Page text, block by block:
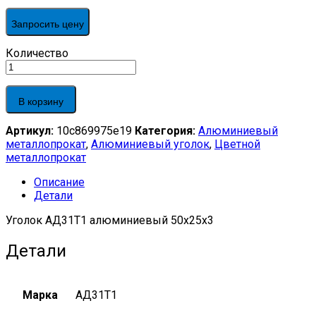
Запросить цену
Уголок
АД31Т1
алюминиевый
50х25х3
quantity
Количество
В корзину
Артикул: 10c869975e19 Категория: Алюминиевый
металлопрокат, Алюминиевый уголок, Цветной
металлопрокат
Описание
Детали
Уголок АД31Т1 алюминиевый 50х25х3
Детали
Марка АД31Т1